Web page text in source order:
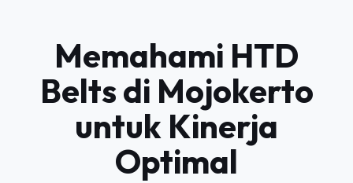
Memahami HTD
Belts di Mojokerto
untuk Kinerja
Optimal